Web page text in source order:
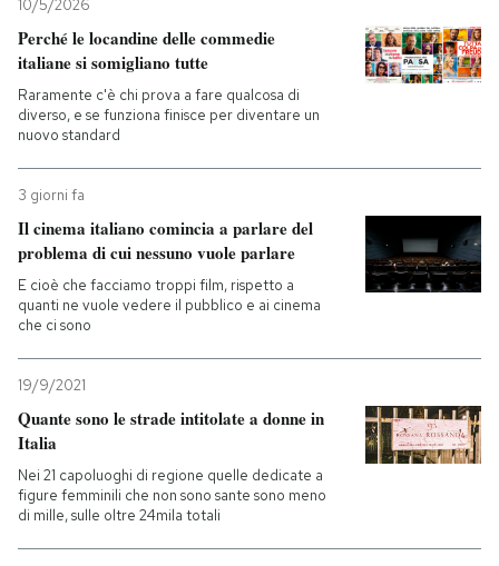
10/5/2026
Perché le locandine delle commedie
italiane si somigliano tutte
Raramente c'è chi prova a fare qualcosa di
diverso, e se funziona finisce per diventare un
nuovo standard
3 giorni fa
Il cinema italiano comincia a parlare del
problema di cui nessuno vuole parlare
E cioè che facciamo troppi film, rispetto a
quanti ne vuole vedere il pubblico e ai cinema
che ci sono
19/9/2021
Quante sono le strade intitolate a donne in
Italia
Nei 21 capoluoghi di regione quelle dedicate a
figure femminili che non sono sante sono meno
di mille, sulle oltre 24mila totali